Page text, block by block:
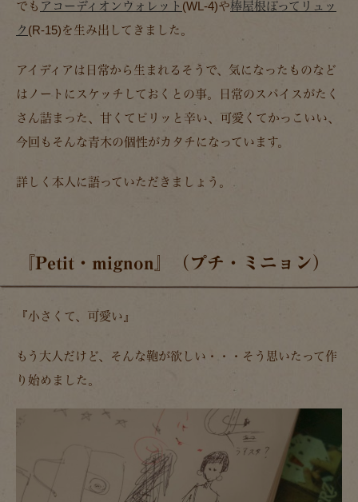
でも アコーディオンウォレット (WL-4)や棒屋根ぽってリュッ
ク (R-15)を生み出してきました。
アイディアは日常から生まれるそうで、気になったものなど
はノートにスケッチしておくとの事。日常のスパイスがたく
さん詰まった、甘くてピリッと辛い、可愛くてかっこいい、
今回もそんな青木の個性がカタチになっています。
詳しく本人に語っていただきましょう。
『Petit・mignon』（プチ・ミニョン）
『小さくて、可愛い』
もう大人だけど、そんな鞄が欲しい・・・そう思いたって作
り始めました。